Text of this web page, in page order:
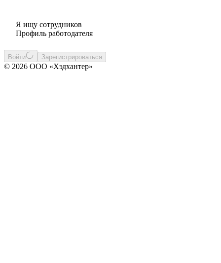
Я ищу сотрудников
Профиль работодателя
Войти Зарегистрироваться
© 2026 ООО «Хэдхантер»